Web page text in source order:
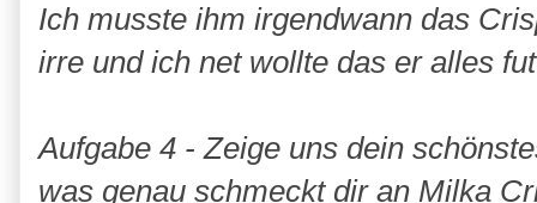
Ich musste ihm irgendwann das
irre und ich net wollte das er alles
Aufgabe 4 - Zeige uns dein
was genau schmeckt dir an Milka